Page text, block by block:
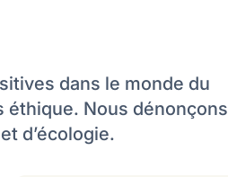
dans le monde du
éthique. Nous dénonçons
d’écologie.